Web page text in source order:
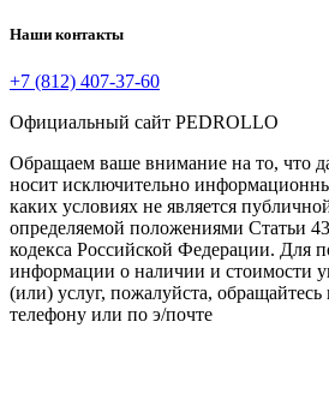
Наши контакты
+7 (812) 407-37-60
Официальный сайт PEDROLLO
Обращаем ваше внимание на то, что
носит исключительно
каких условиях не является
определяемой положениями Статьи
кодекса Российской Федерации. Для
информации о наличии и стоимости
(или) услуг, пожалуйста,
телефону или по э/почте